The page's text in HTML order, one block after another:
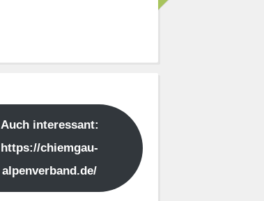
Auch interessant:
https://chiemgau-
alpenverband.de/